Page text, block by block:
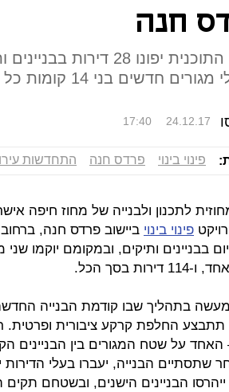
חנה
במסגרת התוכנית יפונו 28
17:40 24.12.17
פינוי בינוי פרדס חנה התחדשות
לתכנון ולבנייה של מחוז חיפה
פינוי בינוי
בסך הכל.
בתהליך שבו קודמת הבנייה החדשה
החלפת קרקע ציבורית ופרטית.
על שטח המגורים בין הבניינים
שתסתיים הבנייה, יעברו בעלי
הבניינים הישנים, ובשטחם